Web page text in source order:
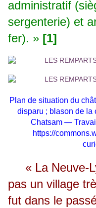
administratif
sergenterie) et
fer). » [1]
Plan de situation du
disparu ; b lason de la
Chatsam —
https://
« La Neuve-
pas un village
fut dans le